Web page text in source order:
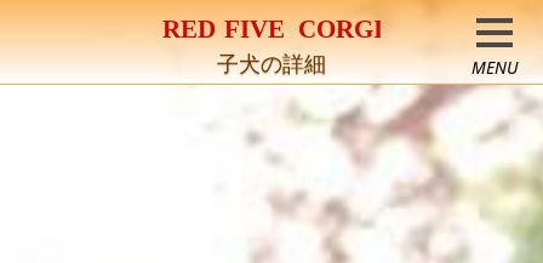
子犬の詳細
コーギー専門犬舎
MENU